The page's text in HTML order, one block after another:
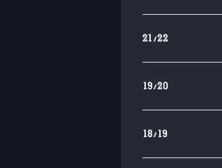
21/22
19/20
18/19